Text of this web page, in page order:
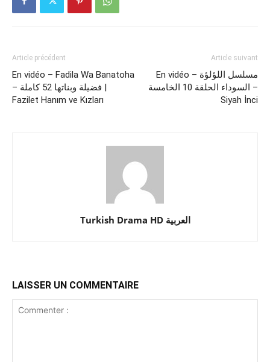
Article précédent
En vidéo – Fadila Wa Banatoha
– فضيلة وبناتها 52 كاملة |
Fazilet Hanım ve Kızları
Article suivant
En vidéo – مسلسل اللؤلؤة
السوداء الحلقة 10 الخامسة –
Siyah İnci
Turkish Drama HD العربية
LAISSER UN COMMENTAIRE